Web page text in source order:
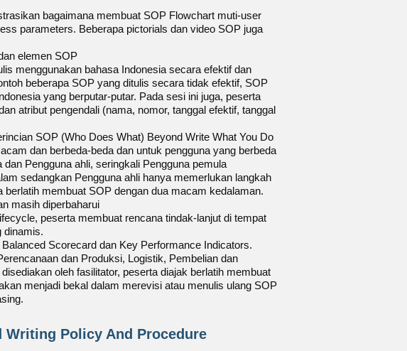
bagaimana membuat SOP Flowchart muti-user
parameters. Beberapa pictorials dan video SOP juga
elemen SOP
menggunakan bahasa Indonesia secara efektif dan
beberapa SOP yang ditulis secara tidak efektif, SOP
yang berputar-putar. Pada sesi ini juga, peserta
atribut pengendali (nama, nomor, tanggal efektif, tanggal
SOP (Who Does What) Beyond Write What You Do
dan berbeda-beda dan untuk pengguna yang berbeda
Pengguna ahli, seringkali Pengguna pemula
sedangkan Pengguna ahli hanya memerlukan langkah
berlatih membuat SOP dengan dua macam kedalaman.
masih diperbaharui
peserta membuat rencana tindak-lanjut di tempat
dinamis.
Scorecard dan Key Performance Indicators.
dan Produksi, Logistik, Pembelian dan
oleh fasilitator, peserta diajak berlatih membuat
menjadi bekal dalam merevisi atau menulis ulang SOP
Writing Policy And Procedure